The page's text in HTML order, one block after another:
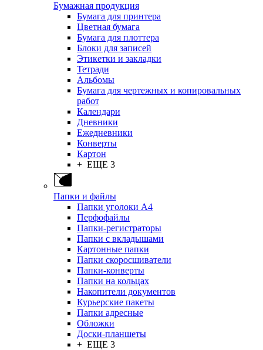
Бумажная продукция
Бумага для принтера
Цветная бумага
Бумага для плоттера
Блоки для записей
Этикетки и закладки
Тетради
Альбомы
Бумага для чертежных и копировальных
работ
Календари
Дневники
Ежедневники
Конверты
Картон
+ ЕЩЕ 3
Папки и файлы
Папки уголоки А4
Перфофайлы
Папки-регистраторы
Папки с вкладышами
Картонные папки
Папки скоросшиватели
Папки-конверты
Папки на кольцах
Накопители документов
Курьерские пакеты
Папки адресные
Обложки
Доски-планшеты
+ ЕЩЕ 3